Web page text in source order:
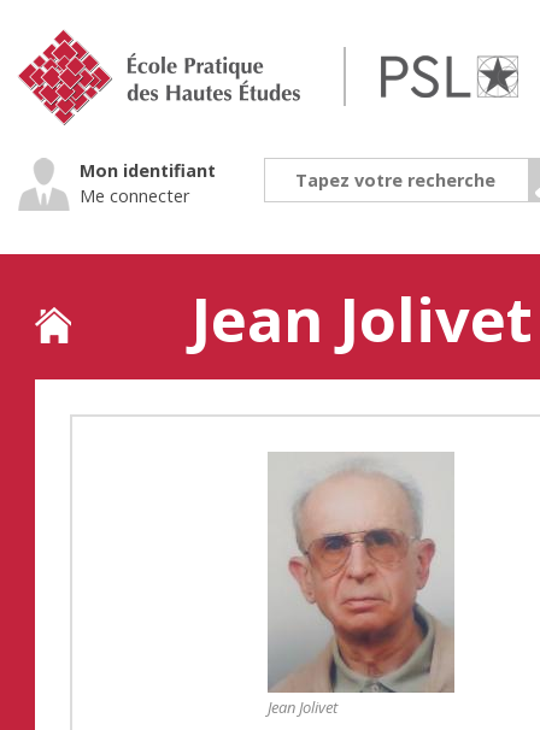
navigation
Mon identifiant
Me connecter
Jean Jolivet
Back
Jean Jolivet